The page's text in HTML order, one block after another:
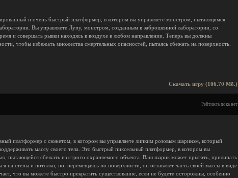
и очень быстрый платформер, в котором вы управляете монстром, пытающимся
Вы управляете Лупу, монстром, созданным в заброшенной лаборатории, со
и совершать рывки находясь в воздухе в любом направлении. Теперь вы должны
чтобы избежать множества смертельных опасностей, пытаясь сбежать на поверхность.
Скачать игру (106.70 Мб.)
Рейтинга пока нет
платформер с сюжетом, в котором вы управляете липким розовым шариком, который
массу своего тела. Это быстрый пиксельный платформер, в котором вы
пытающейся сбежать из строго охраняемого объекта. Ваш шарик может прыгать, прилипать
на стены и потолки, но, перемещаясь по поверхности, он оставляет часть своей массы в виде
что вы можете быстро прекратить существование, если не будете осторожны, особенно